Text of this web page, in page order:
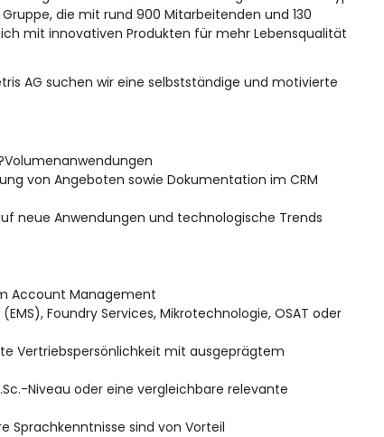
die mit rund 900 Mitarbeitenden und 130
mit innovativen Produkten für mehr Lebensqualität
AG suchen wir eine selbstständige und motivierte
von Angeboten sowie Dokumentation im CRM
neue Anwendungen und technologische Trends
Account Management
Foundry Services, Mikrotechnologie, OSAT oder
Vertriebspersönlichkeit mit ausgeprägtem
Niveau oder eine vergleichbare relevante
Sprachkenntnisse sind von Vorteil